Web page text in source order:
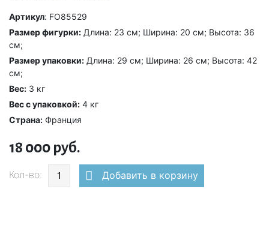
Артикул: FO85529
Размер фигурки: Длина: 23 см; Ширина: 20 см; Высота: 36
см;
Размер упаковки: Длина: 29 см; Ширина: 26 см; Высота: 42
см;
Вес: 3 кг
Вес с упаковкой: 4 кг
Страна: Франция
18 000 руб.
Кол-во: Добавить в корзину